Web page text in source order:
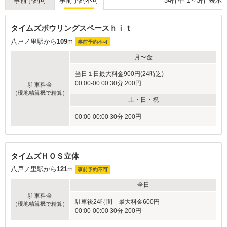
タイムズボウリングスペースｈｉｔ
八戸ノ里駅から109m 事前予約不可
駐車料金
（現地精算機で精算）
月〜金
当日１日最大料金900円(24時迄)
00:00-00:00 30分 200円
土・日・祝
00:00-00:00 30分 200円
タイムズＨＯＳ立体
八戸ノ里駅から121m 事前予約不可
駐車料金
（現地精算機で精算）
全日
駐車後24時間 最大料金600円
00:00-00:00 30分 200円